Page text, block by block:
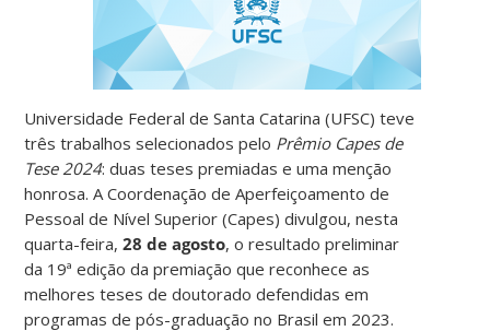
Universidade Federal de Santa Catarina (UFSC) teve
três trabalhos selecionados pelo Prêmio Capes de
Tese 2024: duas teses premiadas e uma menção
honrosa. A Coordenação de Aperfeiçoamento de
Pessoal de Nível Superior (Capes) divulgou, nesta
quarta-feira,28 de agosto, o resultado preliminar
da 19ª edição da premiação que reconhece as
melhores teses de doutorado defendidas em
programas de pós-graduação no Brasil em 2023.